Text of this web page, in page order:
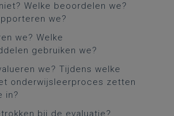
Welke beoordelen we?
we?
we? Welke
gebruiken we?
we? Tijdens welke
onderwijsleerproces zetten
in?
bij de evaluatie?